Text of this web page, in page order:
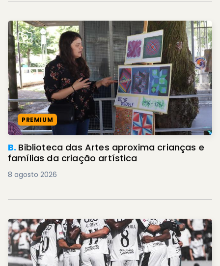
PREMIUM
B. Biblioteca das Artes aproxima crianças e
famílias da criação artística
8 agosto 2026